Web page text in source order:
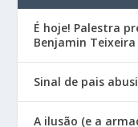
É hoje! Palestra
Benjamin
Sinal de pais
A ilusão (e a